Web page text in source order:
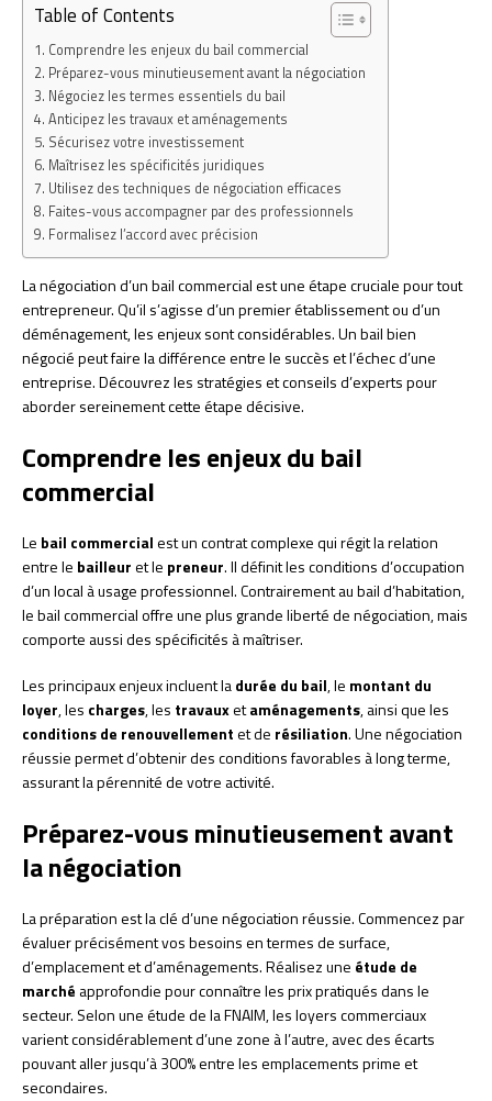
Table of Contents
Comprendre les enjeux du bail commercial
Préparez-vous minutieusement avant la négociation
Négociez les termes essentiels du bail
Anticipez les travaux et aménagements
Sécurisez votre investissement
Maîtrisez les spécificités juridiques
Utilisez des techniques de négociation efficaces
Faites-vous accompagner par des professionnels
Formalisez l’accord avec précision
La négociation d’un bail commercial est une étape cruciale pour tout
entrepreneur. Qu’il s’agisse d’un premier établissement ou d’un
déménagement, les enjeux sont considérables. Un bail bien
négocié peut faire la différence entre le succès et l’échec d’une
entreprise. Découvrez les stratégies et conseils d’experts pour
aborder sereinement cette étape décisive.
Comprendre les enjeux du bail
commercial
Le bail commercialest un contrat complexe qui régit la relation
entre le bailleuret le preneur. Il définit les conditions d’occupation
d’un local à usage professionnel. Contrairement au bail d’habitation,
le bail commercial offre une plus grande liberté de négociation, mais
comporte aussi des spécificités à maîtriser.
Les principaux enjeux incluent ladurée du bail, le montant du
loyer, les charges, les travauxetaménagements, ainsi que les
conditions de renouvellementet de résiliation. Une négociation
réussie permet d’obtenir des conditions favorables à long terme,
assurant la pérennité de votre activité.
Préparez-vous minutieusement avant
la négociation
La préparation est la clé d’une négociation réussie. Commencez par
évaluer précisément vos besoins en termes de surface,
d’emplacement et d’aménagements. Réalisez une étude de
marché approfondie pour connaître les prix pratiqués dans le
secteur. Selon une étude de la FNAIM, les loyers commerciaux
varient considérablement d’une zone à l’autre, avec des écarts
pouvant aller jusqu’à 300% entre les emplacements prime et
secondaires.